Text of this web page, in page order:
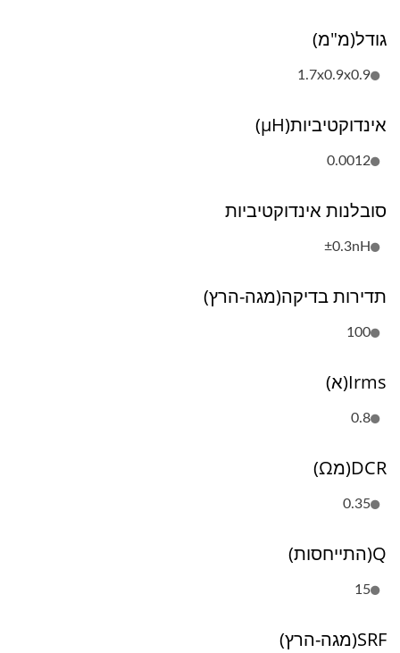
גודל(מ"מ)
1.7x0.9x0.9
אינדוקטיביות(µH)
0.0012
סובלנות אינדוקטיביות
±0.3nH
תדירות בדיקה(מגה-הרץ)
100
Irms(א)
0.8
DCR(מΩ)
0.35
Q(התייחסות)
15
SRF(מגה-הרץ)